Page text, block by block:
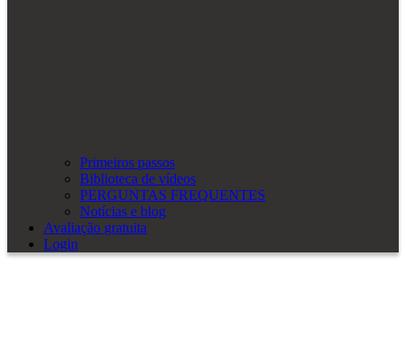
Primeiros passos
Biblioteca de vídeos
PERGUNTAS FREQUENTES
Notícias e blog
Avaliação gratuita
Login